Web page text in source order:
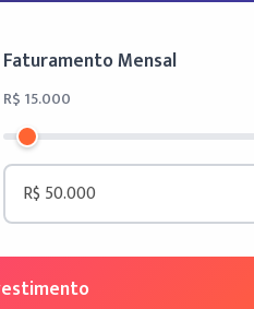
Faturamento Mensal
R$ 15.000